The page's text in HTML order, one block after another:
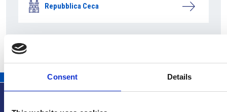
Consent Details
Repubblica Ceca